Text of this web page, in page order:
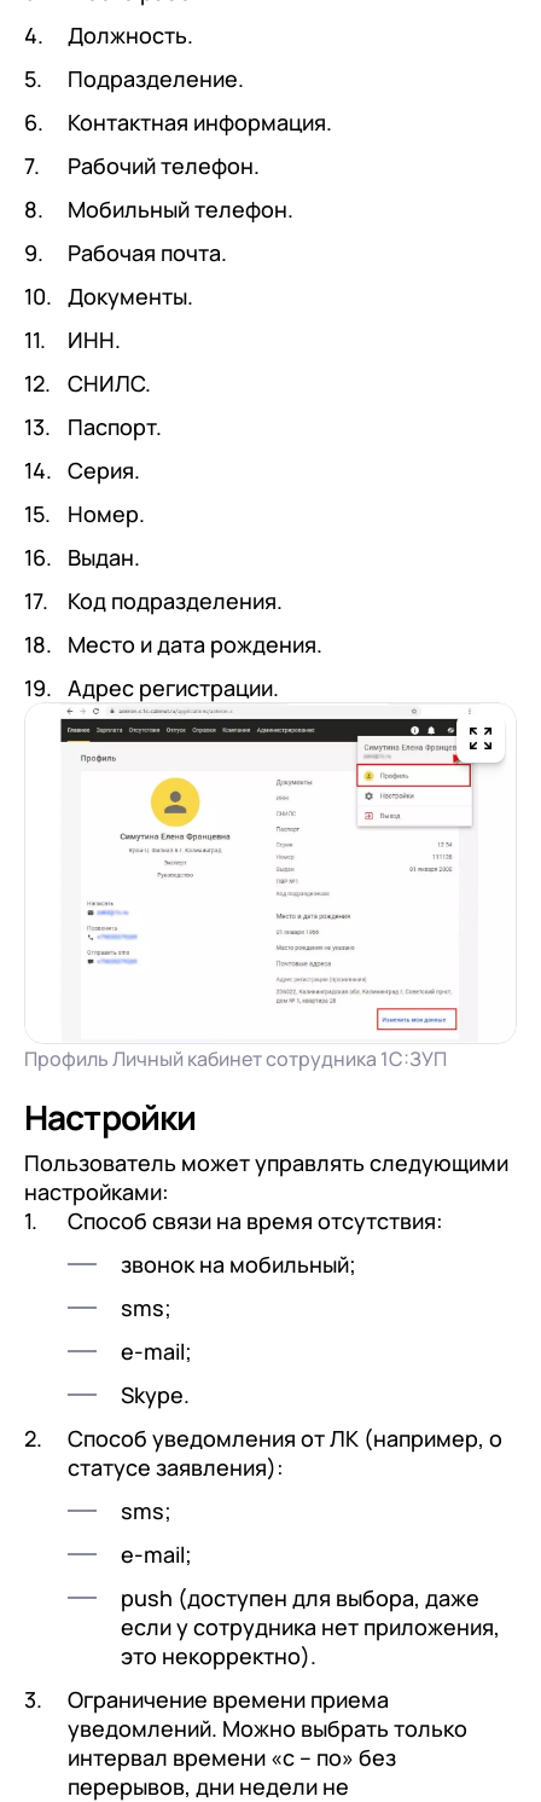
Должность.
Подразделение.
Контактная информация.
Рабочий телефон.
Мобильный телефон.
Рабочая почта.
Документы.
ИНН.
СНИЛС.
Паспорт.
Серия.
Номер.
Выдан.
Код подразделения.
Место и дата рождения.
Адрес регистрации.
Профиль Личный кабинет сотрудника 1С:ЗУП
Настройки
Пользователь может управлять следующими
настройками:
Способ связи на время отсутствия:
звонок на мобильный;
sms;
e-mail;
Skype.
Способ уведомления от ЛК (например, о
статусе заявления):
sms;
e-mail;
push (доступен для выбора, даже
если у сотрудника нет приложения,
это некорректно).
Ограничение времени приема
уведомлений. Можно выбрать только
интервал времени «с – по» без
перерывов, дни недели не